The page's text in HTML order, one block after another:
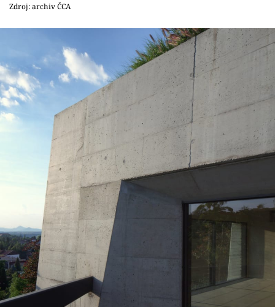
Sledujte nás
Zdroj: archiv ČCA